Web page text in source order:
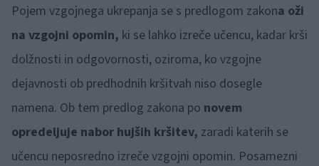
Pojem vzgojnega ukrepanja se s predlogom zakona oži
na vzgojni opomin, ki se lahko izreče učencu, kadar krši
dolžnosti in odgovornosti, oziroma, ko vzgojne
dejavnosti ob predhodnih kršitvah niso dosegle
namena. Ob tem predlog zakona po novem
opredeljuje nabor hujših kršitev, zaradi katerih se
učencu neposredno izreče vzgojni opomin. Posamezni